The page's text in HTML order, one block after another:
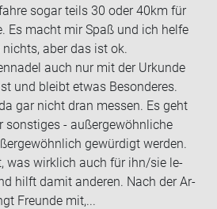
sogar teils 30 oder 40km für
Es macht mir Spaß und ich helfe
aber das ist ok.
auch nur mit der Ur­kun­de
und bleibt etwas Be­son­de­res.
gar nicht dran mes­sen. Es geht
sons­ti­ges - au­ßer­ge­wöhn­li­che
ge­wür­digt wer­den.
was wirk­lich auch für ihn/sie le­
hilft damit an­de­ren. Nach der Ar­
Freun­de mit,...